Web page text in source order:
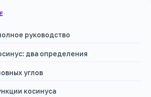
руководство
два определения
углов
косинуса